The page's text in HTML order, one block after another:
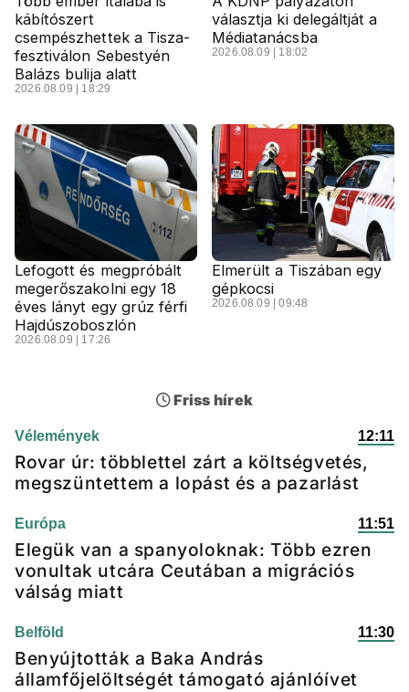
kábítószert
csempészhettek a Tisza-
fesztiválon Sebestyén
Balázs bulija alatt
2026.08.09 | 18:29
választja ki delegáltját a
Médiatanácsba
2026.08.09 | 18:02
Lefogott és megpróbált
megerőszakolni egy 18
éves lányt egy grúz férfi
Hajdúszoboszlón
2026.08.09 | 17:26
Elmerült a Tiszában egy
gépkocsi
2026.08.09 | 09:48
Friss hírek
Vélemények 12:11
Rovar úr: többlettel zárt a költségvetés,
megszüntettem a lopást és a pazarlást
Európa 11:51
Elegük van a spanyoloknak: Több ezren
vonultak utcára Ceutában a migrációs
válság miatt
Belföld 11:30
Benyújtották a Baka András
államfőjelöltségét támogató ajánlóívet